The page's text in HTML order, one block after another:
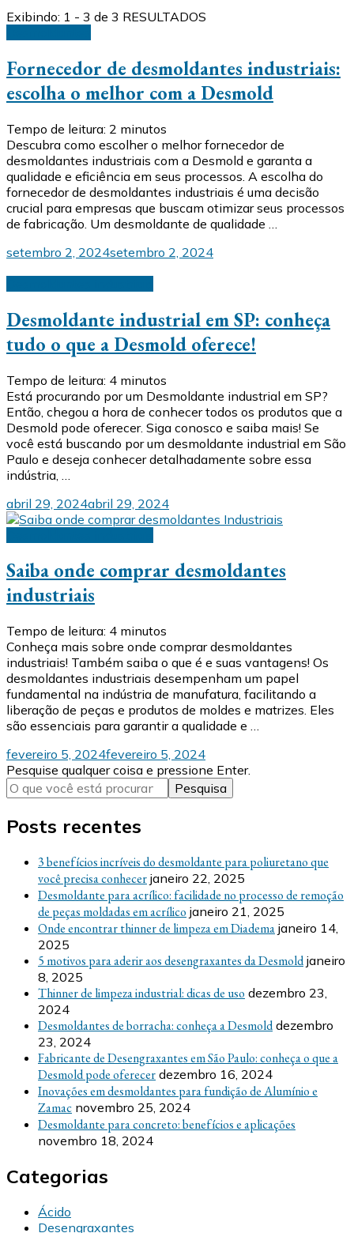
Exibindo: 1 - 3 de 3 RESULTADOS
Fornecedor de desmoldantes industriais:
escolha o melhor com a Desmold
Tempo de leitura: 2 minutos
Descubra como escolher o melhor fornecedor de
desmoldantes industriais com a Desmold e garanta a
qualidade e eficiência em seus processos. A escolha do
fornecedor de desmoldantes industriais é uma decisão
crucial para empresas que buscam otimizar seus processos
de fabricação. Um desmoldante de qualidade …
setembro 2, 2024setembro 2, 2024
Desmoldante industrial em SP: conheça
tudo o que a Desmold oferece!
Tempo de leitura: 4 minutos
Está procurando por um Desmoldante industrial em SP?
Então, chegou a hora de conhecer todos os produtos que a
Desmold pode oferecer. Siga conosco e saiba mais! Se
você está buscando por um desmoldante industrial em São
Paulo e deseja conhecer detalhadamente sobre essa
indústria, …
abril 29, 2024abril 29, 2024
Saiba onde comprar desmoldantes
industriais
Tempo de leitura: 4 minutos
Conheça mais sobre onde comprar desmoldantes
industriais! Também saiba o que é e suas vantagens! Os
desmoldantes industriais desempenham um papel
fundamental na indústria de manufatura, facilitando a
liberação de peças e produtos de moldes e matrizes. Eles
são essenciais para garantir a qualidade e …
fevereiro 5, 2024fevereiro 5, 2024
Procurando
algo?
Pesquise qualquer coisa e pressione Enter.
Posts recentes
3 benefícios incríveis do desmoldante para poliuretano que
você precisa conhecer janeiro 22, 2025
Desmoldante para acrílico: facilidade no processo de remoção
de peças moldadas em acrílico janeiro 21, 2025
Onde encontrar thinner de limpeza em Diadema janeiro 14,
2025
5 motivos para aderir aos desengraxantes da Desmold janeiro
8, 2025
Thinner de limpeza industrial: dicas de uso dezembro 23,
2024
Desmoldantes de borracha: conheça a Desmold dezembro
23, 2024
Fabricante de Desengraxantes em São Paulo: conheça o que a
Desmold pode oferecer dezembro 16, 2024
Inovações em desmoldantes para fundição de Alumínio e
Zamac novembro 25, 2024
Desmoldante para concreto: benefícios e aplicações
novembro 18, 2024
Categorias
Ácido
Desengraxantes